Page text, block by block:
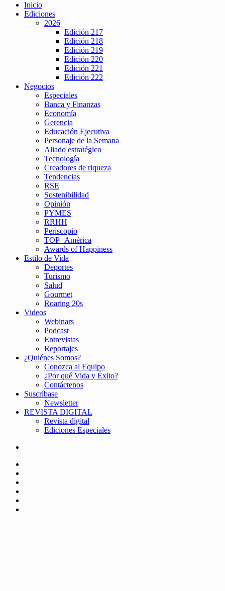
Inicio
Ediciones
2026
Edición 217
Edición 218
Edición 219
Edición 220
Edición 221
Edición 222
Negocios
Especiales
Banca y Finanzas
Economía
Gerencia
Educación Ejecutiva
Personaje de la Semana
Aliado estratégico
Tecnología
Creadores de riqueza
Tendencias
RSE
Sostenibilidad
Opinión
PYMES
RRHH
Periscopio
TOP+América
Awards of Happiness
Estilo de Vida
Deportes
Turismo
Salud
Gourmet
Roaring 20s
Videos
Webinars
Podcast
Entrevistas
Reportajes
¿Quiénes Somos?
Conozca al Equipo
¿Por qué Vida y Éxito?
Contáctenos
Suscríbase
Newsletter
REVISTA DIGITAL
Revista digital
Ediciones Especiales